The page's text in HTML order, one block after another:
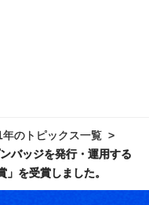
年のトピックス一覧
バッジを発行・運用する
を受賞しました。